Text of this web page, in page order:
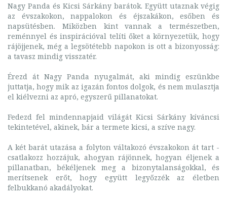
Nagy Panda és Kicsi Sárkány barátok. Együtt utaznak végig
az évszakokon, nappalokon és éjszakákon, esőben és
napsütésben. Miközben kint vannak a természetben,
reménnyel és inspirációval telíti őket a környezetük, hogy
rájöjjenek, még a legsötétebb napokon is ott a bizonyosság:
a tavasz mindig visszatér.
Érezd át Nagy Panda nyugalmát, aki mindig eszünkbe
juttatja, hogy mik az igazán fontos dolgok, és nem mulasztja
el kiélvezni az apró, egyszerű pillanatokat.
Fedezd fel mindennapjaid világát Kicsi Sárkány kíváncsi
tekintetével, akinek, bár a termete kicsi, a szíve nagy.
A két barát utazása a folyton váltakozó évszakokon át tart -
csatlakozz hozzájuk, ahogyan rájönnek, hogyan éljenek a
pillanatban, békéljenek meg a bizonytalanságokkal, és
merítsenek erőt, hogy együtt legyőzzék az életben
felbukkanó akadályokat.